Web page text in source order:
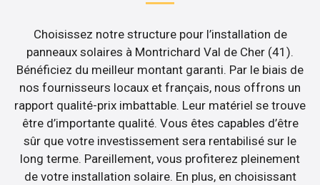
Choisissez notre structure pour l’installation de
panneaux solaires à Montrichard Val de Cher (41).
Bénéficiez du meilleur montant garanti. Par le biais de
nos fournisseurs locaux et français, nous offrons un
rapport qualité-prix imbattable. Leur matériel se trouve
être d’importante qualité. Vous êtes capables d’être
sûr que votre investissement sera rentabilisé sur le
long terme. Pareillement, vous profiterez pleinement
de votre installation solaire. En plus, en choisissant